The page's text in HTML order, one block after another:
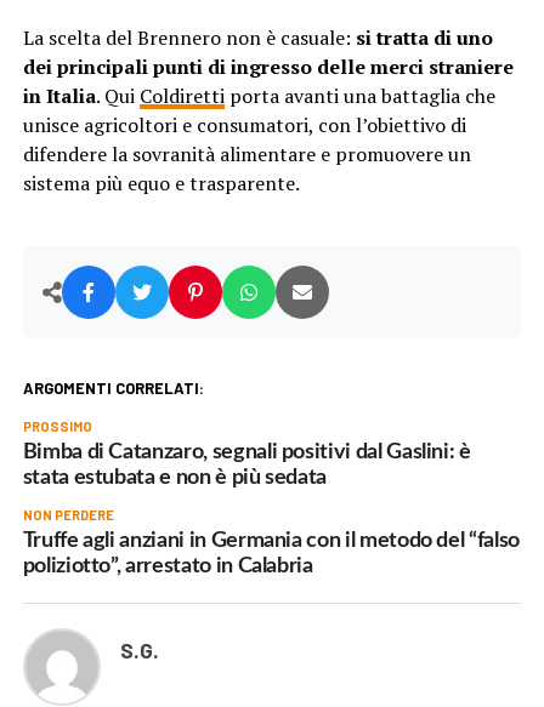
La scelta del Brennero non è casuale: si tratta di uno
dei principali punti di ingresso delle merci straniere
in Italia. Qui Coldirettiporta avanti una battaglia che
unisce agricoltori e consumatori, con l’obiettivo di
difendere la sovranità alimentare e promuovere un
sistema più equo e trasparente.
ARGOMENTI CORRELATI:
PROSSIMO
Bimba di Catanzaro, segnali positivi dal Gaslini: è
stata estubata e non è più sedata
NON PERDERE
Truffe agli anziani in Germania con il metodo del “falso
poliziotto”, arrestato in Calabria
S.G.